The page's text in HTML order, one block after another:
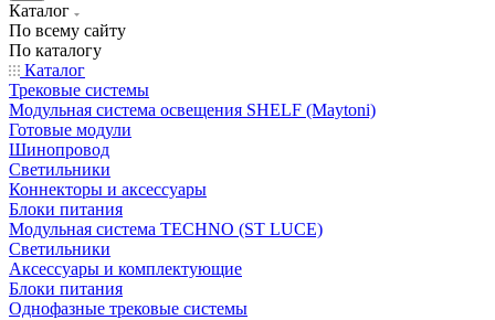
Каталог
По всему сайту
По каталогу
Каталог
Трековые системы
Модульная система освещения SHELF (Maytoni)
Готовые модули
Шинопровод
Светильники
Коннекторы и аксессуары
Блоки питания
Модульная система TECHNO (ST LUCE)
Светильники
Аксессуары и комплектующие
Блоки питания
Однофазные трековые системы